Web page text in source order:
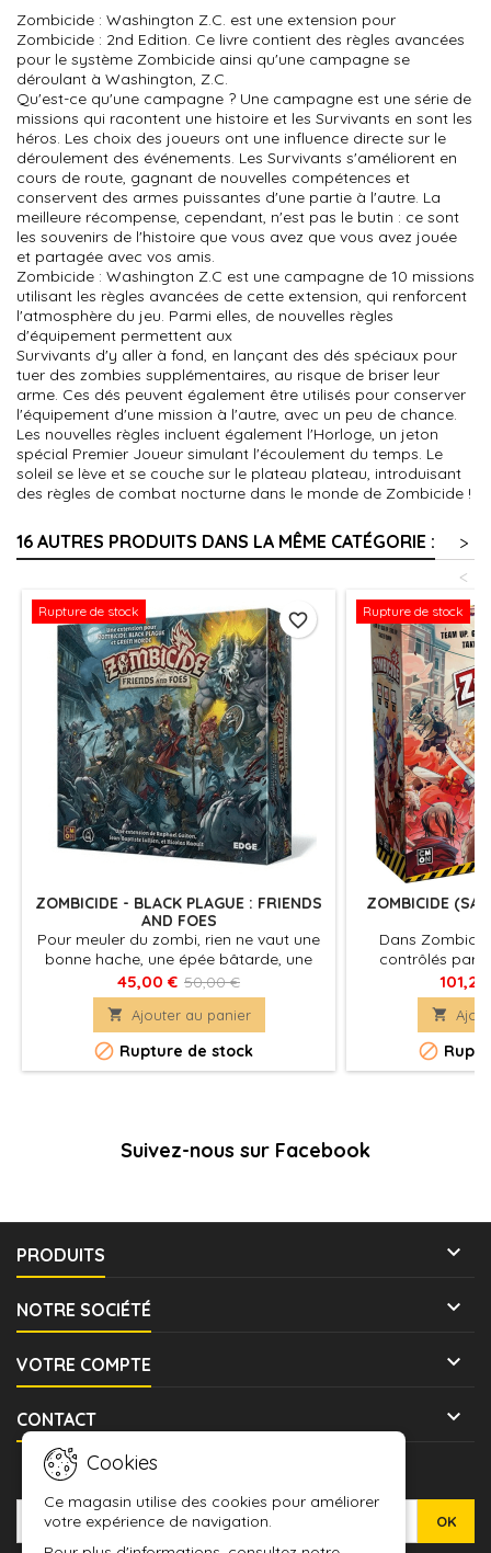
Zombicide : Washington Z.C. est une extension pour
Zombicide : 2nd Edition. Ce livre contient des règles avancées
pour le système Zombicide ainsi qu'une campagne se
déroulant à Washington, Z.C.
Qu'est-ce qu'une campagne ? Une campagne est une série de
missions qui racontent une histoire et les Survivants en sont les
héros. Les choix des joueurs ont une influence directe sur le
déroulement des événements. Les Survivants s'améliorent en
cours de route, gagnant de nouvelles compétences et
conservent des armes puissantes d'une partie à l'autre. La
meilleure récompense, cependant, n'est pas le butin : ce sont
les souvenirs de l'histoire que vous avez que vous avez jouée
et partagée avec vos amis.
Zombicide : Washington Z.C est une campagne de 10 missions
utilisant les règles avancées de cette extension, qui renforcent
l'atmosphère du jeu. Parmi elles, de nouvelles règles
d'équipement permettent aux
Survivants d'y aller à fond, en lançant des dés spéciaux pour
tuer des zombies supplémentaires, au risque de briser leur
arme. Ces dés peuvent également être utilisés pour conserver
l'équipement d'une mission à l'autre, avec un peu de chance.
Les nouvelles règles incluent également l'Horloge, un jeton
spécial Premier Joueur simulant l'écoulement du temps. Le
soleil se lève et se couche sur le plateau plateau, introduisant
des règles de combat nocturne dans le monde de Zombicide !
16 AUTRES PRODUITS DANS LA MÊME CATÉGORIE :
>
<
Rupture de stock
ZOMBICIDE - BLACK PLAGUE : FRIENDS
AND FOES
Pour meuler du zombi, rien ne vaut une
bonne hache, une épée bâtarde, une
claymore, une masse d’arme, une boule
de feu… Et plein de nouveaux amis !
45,00 € 50,00 €
 Ajouter au panier
 Rupture de stock
favorite_border Rupture de stock
ZOMBICIDE
Dans
contrôlés par
joueurs
qui doivent
progresser
des morts-


Suivez-nous sur Facebook
PRODUITS 
NOTRE SOCIÉTÉ 
VOTRE COMPTE 
CONTACT 
Cookies
Ce magasin utilise des cookies pour améliorer
votre expérience de navigation.
LETTRE D'INFORMATIONS